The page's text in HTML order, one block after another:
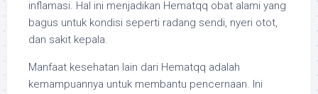
inflamasi. Hal ini menjadikan Hematqq obat alami yang
bagus untuk kondisi seperti radang sendi, nyeri otot,
dan sakit kepala.
Manfaat kesehatan lain dari Hematqq adalah
kemampuannya untuk membantu pencernaan. Ini